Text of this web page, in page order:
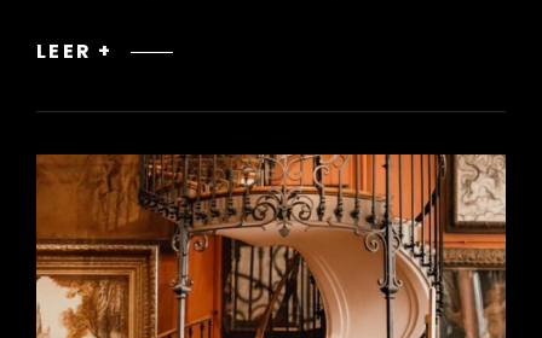
LEER +
DIGITALIZACIÓN
LA
AUMENTADA
EN
EL
DISEÑO
DE
ESPACIOS